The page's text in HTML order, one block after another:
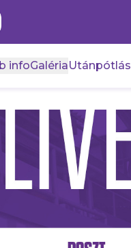
infoGalériaUtánpótlás